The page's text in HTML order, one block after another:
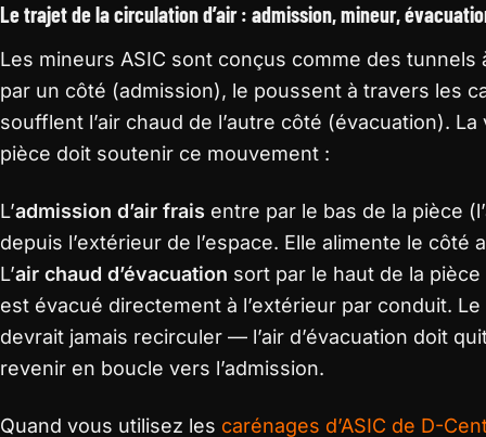
Le trajet de la circulation d’air : admission, mineur,
Les mineurs ASIC sont conçus comme des tunnels
par un côté (admission), le poussent à travers les
soufflent l’air chaud de l’autre côté (évacuation).
pièce doit soutenir ce mouvement :
L’admission d’air frais entre par le bas de la pièce
depuis l’extérieur de l’espace. Elle alimente le côté
L’air chaud d’évacuation sort par le haut de la
est évacué directement à l’extérieur par conduit. Le
devrait jamais recirculer — l’air d’évacuation doit
revenir en boucle vers l’admission.
Quand vous utilisez les carénages d’ASIC de D-